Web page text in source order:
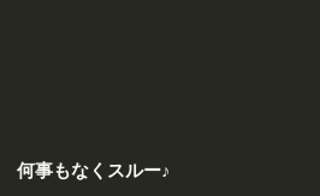
何事もなく スルー♪